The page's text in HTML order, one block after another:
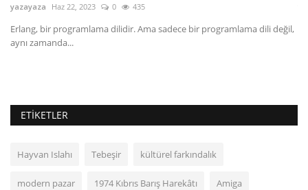
yazayaza Haz 22, 2023 0 435
Erlang, bir programlama dilidir. Ama sadece bir programlama dili değil,
aynı zamanda...
ETIKETLER
Hayvan Islahı Tebeşir kültürel farkındalık
modern pazar 1974 Kıbrıs Barış Harekâtı Amiga